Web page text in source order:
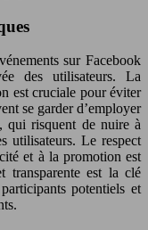
sur Facebook
des utilisateurs. La
est cruciale pour éviter
se garder d’employer
qui risquent de nuire à
utilisateurs. Le respect
et à la promotion est
transparente est la clé
potentiels et